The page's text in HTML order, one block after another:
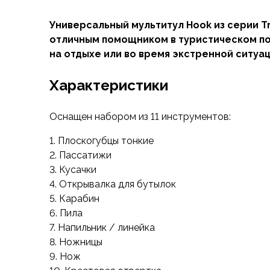
Беговые и спортивные
Пончо и дождевики
Пуховые куртки
Жилеты
Мембранные брюки
Брюки с синтетическим утеплителем
Флисовые брюки
Беговые и спортивные
Шорты
Термобелье
Термофутболки
Термолеггинсы
Термотрусы
Толстовки, худи
Универсальный мультитул Hook из серии
отличным помощником в туристическом
на отдыхе или во время экстренной
Характеристики
Оснащен набором из 11 инструментов:
1. Плоскогубцы тонкие
2. Пассатижи
3. Кусачки
4. Открывалка для бутылок
5. Карабин
6. Пила
7. Напильник / линейка
8. Ножницы
9. Нож